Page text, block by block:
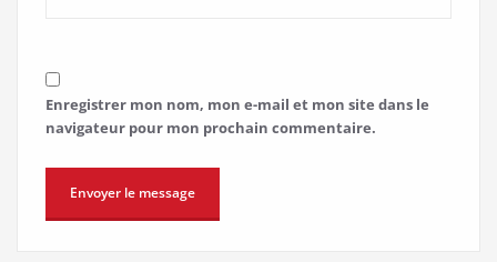
Enregistrer mon nom, mon e-mail et mon site dans le
navigateur pour mon prochain commentaire.